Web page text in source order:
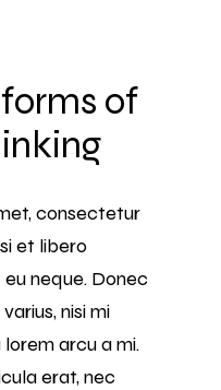
of
consectetur
et libero
neque. Donec
nisi mi
arcu a mi.
erat, nec